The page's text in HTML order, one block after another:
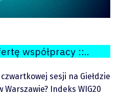
współpracy ::..
sesji na Giełdzie
Warszawie? Indeks WIG20